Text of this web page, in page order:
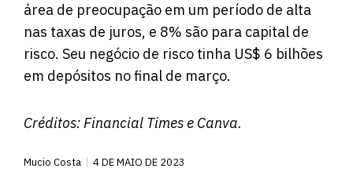
área de preocupação em um período de alta
nas taxas de juros, e 8% são para capital de
risco. Seu negócio de risco tinha US$ 6 bilhões
em depósitos no final de março.
Créditos:Financial Timese Canva.
Mucio Costa 4 DE MAIO DE 2023